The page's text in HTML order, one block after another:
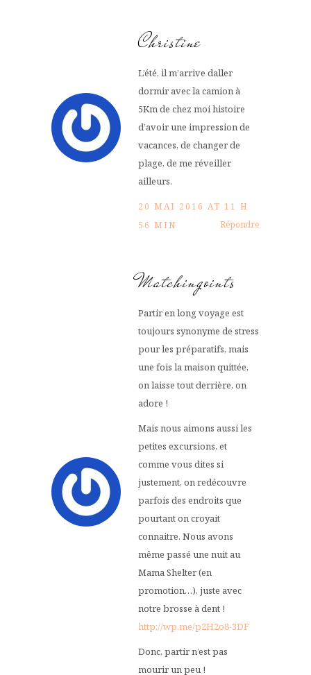
Christine
L’été, il m’arrive daller
dormir avec la camion à
5Km de chez moi histoire
d’avoir une impression de
vacances, de changer de
plage, de me réveiller
ailleurs.
20 MAI 2016 AT 11 H
56 MIN
Répondre
Matchingoints
Partir en long voyage est
toujours synonyme de stress
pour les préparatifs, mais
une fois la maison quittée,
on laisse tout derrière, on
adore !
Mais nous aimons aussi les
petites excursions, et
comme vous dites si
justement, on redécouvre
parfois des endroits que
pourtant on croyait
connaitre. Nous avons
même passé une nuit au
Mama Shelter (en
promotion…), juste avec
notre brosse à dent !
http://wp.me/p2H2o8-3DF
Donc, partir n’est pas
mourir un peu !